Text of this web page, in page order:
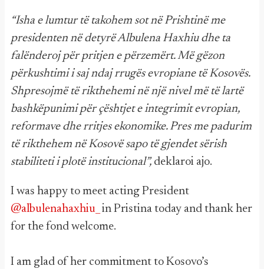
“Isha e lumtur të takohem sot në Prishtinë me
presidenten në detyrë Albulena Haxhiu dhe ta
falënderoj për pritjen e përzemërt. Më gëzon
përkushtimi i saj ndaj rrugës evropiane të Kosovës.
Shpresojmë të rikthehemi në një nivel më të lartë
bashkëpunimi për çështjet e integrimit evropian,
reformave dhe rritjes ekonomike. Pres me padurim
të rikthehem në Kosovë sapo të gjendet sërish
stabiliteti i plotë institucional”, deklaroi ajo.
I was happy to meet acting President
@albulenahaxhiu_ in Pristina today and thank her
for the fond welcome.
I am glad of her commitment to Kosovo’s